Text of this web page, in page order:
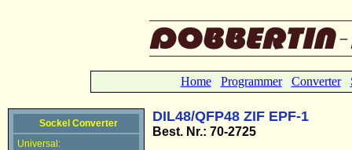
Home Programmer Converter
Sockel Converter
Universal:
DIL48/QFP48 ZIF EPF-1
Best. Nr.: 70-2725